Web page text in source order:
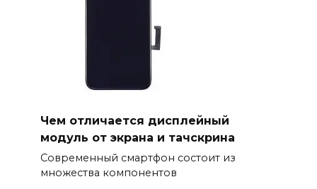
Чем отличается дисплейный
модуль от экрана и тачскрина
Современный смартфон состоит из
множества компонентов